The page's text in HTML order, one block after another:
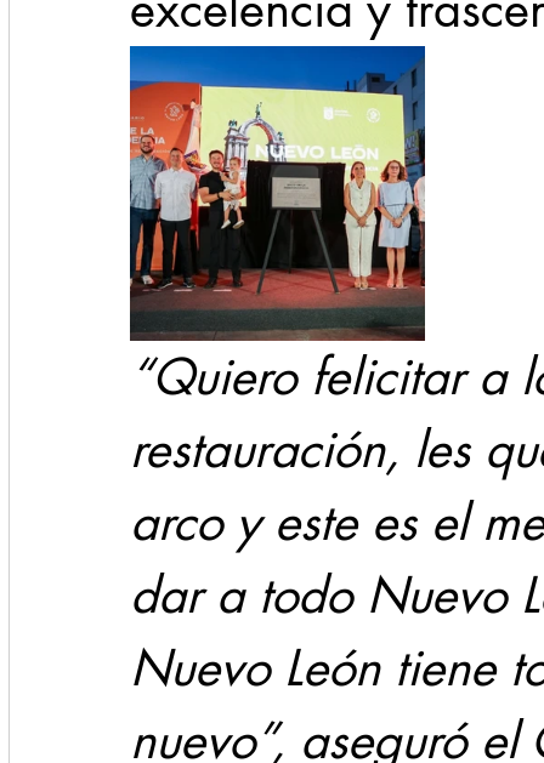
“Quiero felicitar a
restauración, les
arco y este es el
dar a todo Nuevo
Nuevo León tiene
nuevo”, aseguró